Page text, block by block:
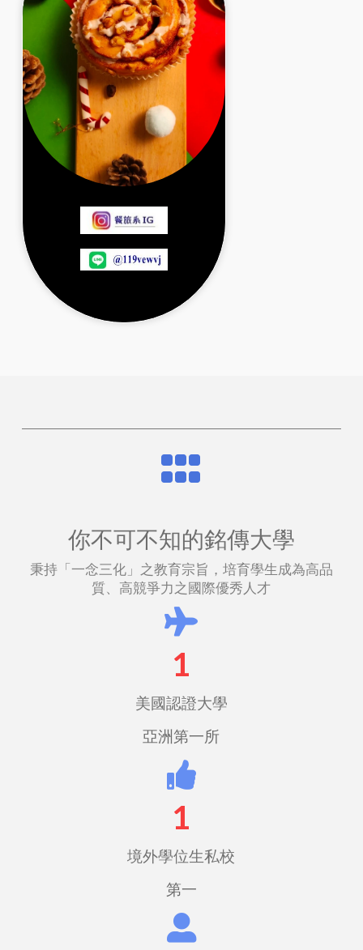
你不可不知的銘傳大學
秉持「一念三化」之教育宗旨，培育學生成為高品
質、高競爭力之國際優秀人才
1
美國認證大學
亞洲第一所
1
境外學位生私校
第一